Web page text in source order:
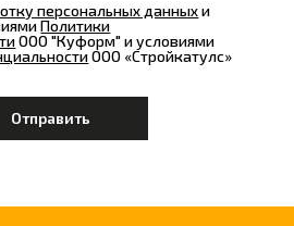
персональных данныхи
Политики
ООО "Куформ" и условиями
ООО «Стройкатулс»